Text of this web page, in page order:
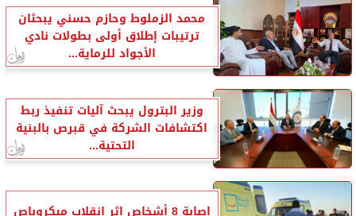
محمد الزملوط وحازم حسني يبحثان
ترتيبات إطلاق أولى بطولات نادي
الأجواد للرماية...
وزير البترول يبحث آليات تنفيذ ربط
اكتشافات الشركة في قبرص بالبنية
التحتية...
إصابة 8 أشخاص إثر انقلاب ميكروباص